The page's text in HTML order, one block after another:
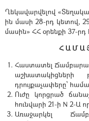
Ղեկավարվելով
ին մասի 28-րդ կետով,
մասին» ՀՀ օրենքի 37-րդ
Հ Ա Մ Ա
Հաստատել
աշխատակիցների
դրույքաչափերը՝
Ուժը կորցրած
հունվարի 21-ի N 2-Ա
Առաջարկել